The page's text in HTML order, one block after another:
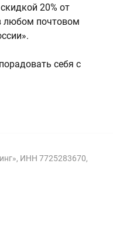
20% от
любом почтовом
себя с
ИНН 7725283670,